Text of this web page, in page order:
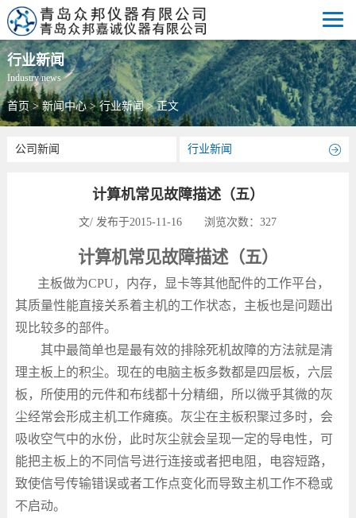
行业新闻
Industry news
首页>新闻中心>行业新闻> 正文
公司新闻 行业新闻
计算机常见故障描述（五）
文/ 发布于2015-11-16 浏览次数：327
计算机常见故障描述（五）
主板做为CPU ，内存，显卡等其他配件的工作平台，
其质量性能直接关系着主机的工作状态，主板也是问题出
现比较多的部件。
其中最简单也是最有效的排除死机故障的方法就是清
理主板上的积尘。现在的电脑主板多数都是四层板，六层
板，所使用的元件和布线都十分精细，所以微乎其微的灰
尘经常会形成主机工作瘫痪。灰尘在主板积聚过多时，会
吸收空气中的水份，此时灰尘就会呈现一定的导电性，可
能把主板上的不同信号进行连接或者把电阻，电容短路，
致使信号传输错误或者工作点变化而导致主机工作不稳或
不启动。